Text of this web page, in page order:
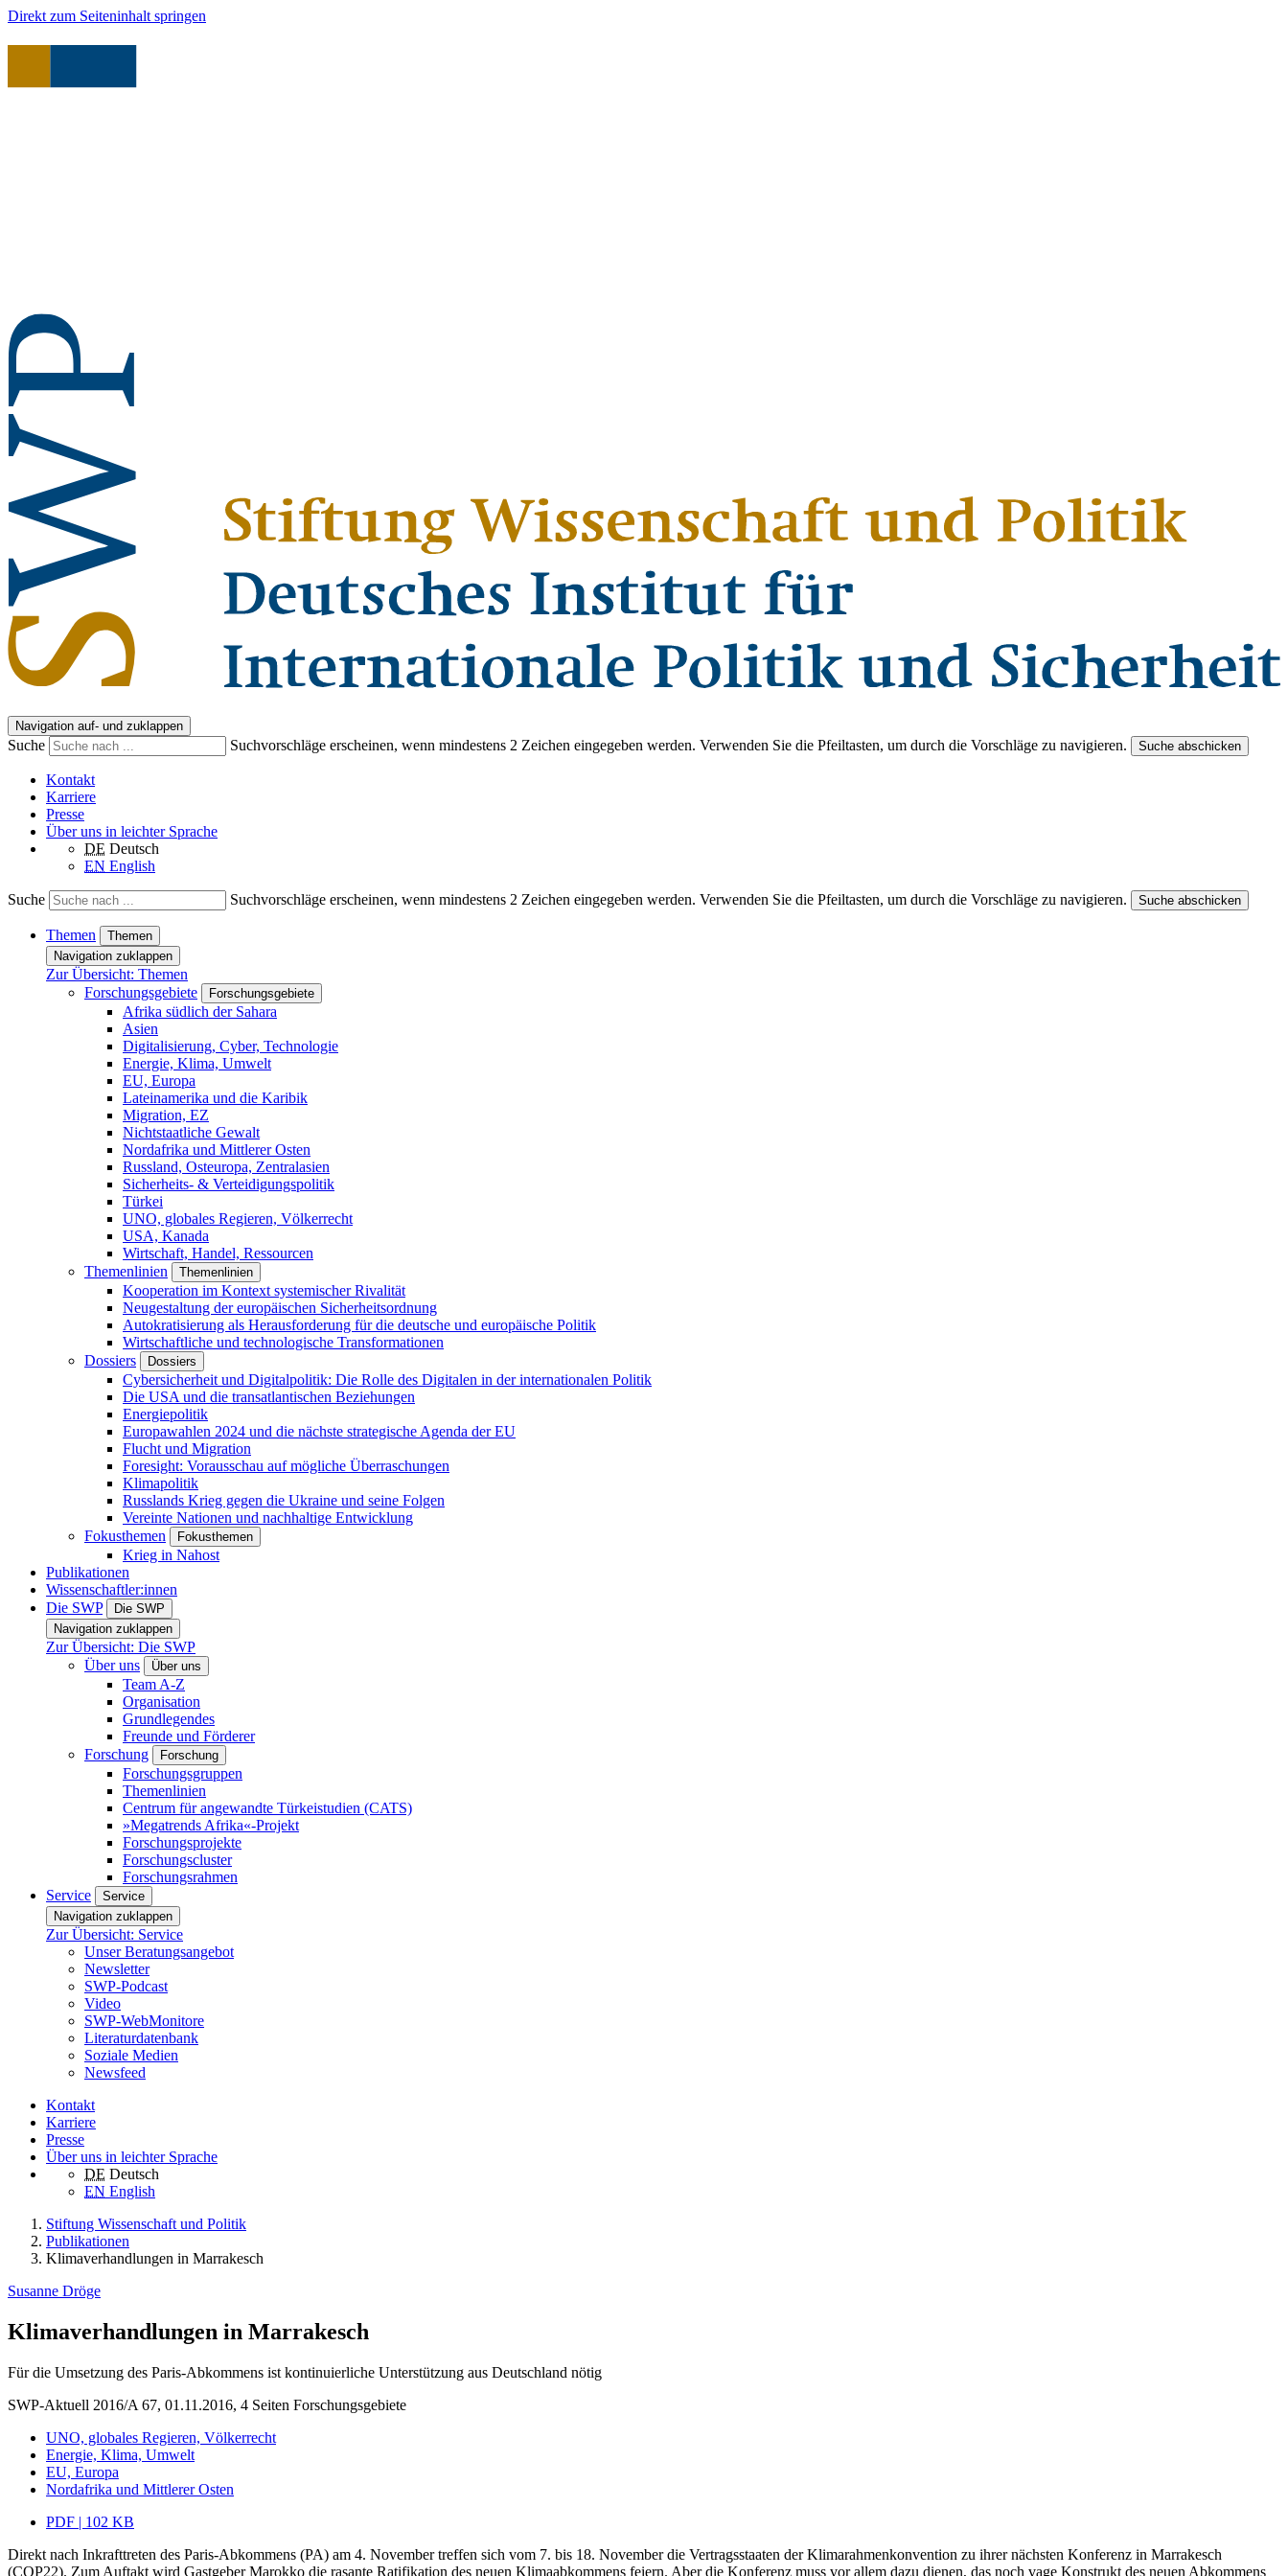
Direkt zum Seiteninhalt springen
Navigation auf- und zuklappen
Suche Suchvorschläge erscheinen, wenn mindestens 2 Zeichen eingegeben werden. Verwenden Sie die Pfeiltasten, um durch die Vorschläge zu navigieren. Suche abschicken
Kontakt
Karriere
Presse
Über uns in leichter Sprache
DE Deutsch
EN English
Suche Suchvorschläge erscheinen, wenn mindestens 2 Zeichen eingegeben werden. Verwenden Sie die Pfeiltasten, um durch die Vorschläge zu navigieren. Suche abschicken
Themen
Themen
Navigation zuklappen
Zur Übersicht: Themen
Forschungsgebiete
Forschungsgebiete
Afrika südlich der Sahara
Asien
Digitalisierung, Cyber, Technologie
Energie, Klima, Umwelt
EU, Europa
Lateinamerika und die Karibik
Migration, EZ
Nichtstaatliche Gewalt
Nordafrika und Mittlerer Osten
Russland, Osteuropa, Zentralasien
Sicherheits- & Verteidigungspolitik
Türkei
UNO, globales Regieren, Völkerrecht
USA, Kanada
Wirtschaft, Handel, Ressourcen
Themenlinien
Themenlinien
Kooperation im Kontext systemischer Rivalität
Neugestaltung der europäischen Sicherheitsordnung
Autokratisierung als Herausforderung für die deutsche und europäische Politik
Wirtschaftliche und technologische Transformationen
Dossiers
Dossiers
Cybersicherheit und Digitalpolitik: Die Rolle des Digitalen in der internationalen Politik
Die USA und die transatlantischen Beziehungen
Energiepolitik
Europawahlen 2024 und die nächste strategische Agenda der EU
Flucht und Migration
Foresight: Vorausschau auf mögliche Überraschungen
Klimapolitik
Russlands Krieg gegen die Ukraine und seine Folgen
Vereinte Nationen und nachhaltige Entwicklung
Fokusthemen
Fokusthemen
Krieg in Nahost
Publikationen
Wissenschaftler:innen
Die SWP
Die SWP
Navigation zuklappen
Zur Übersicht: Die SWP
Über uns
Über uns
Team A-Z
Organisation
Grundlegendes
Freunde und Förderer
Forschung
Forschung
Forschungsgruppen
Themenlinien
Centrum für angewandte Türkeistudien (CATS)
»Megatrends Afrika«-Projekt
Forschungsprojekte
Forschungscluster
Forschungsrahmen
Service
Service
Navigation zuklappen
Zur Übersicht: Service
Unser Beratungsangebot
Newsletter
SWP-Podcast
Video
SWP-WebMonitore
Literaturdatenbank
Soziale Medien
Newsfeed
Kontakt
Karriere
Presse
Über uns in leichter Sprache
DE Deutsch
EN English
Stiftung Wissenschaft und Politik
Publikationen
Klimaverhandlungen in Marrakesch
Susanne Dröge
Klimaverhandlungen in Marrakesch
Für die Umsetzung des Paris-Abkommens ist kontinuierliche Unterstützung aus Deutschland nötig
SWP-Aktuell 2016/A 67, 01.11.2016, 4 Seiten Forschungsgebiete
UNO, globales Regieren, Völkerrecht
Energie, Klima, Umwelt
EU, Europa
Nordafrika und Mittlerer Osten
PDF | 102 KB
Direkt nach Inkrafttreten des Paris-Abkommens (PA) am 4. November treffen sich vom 7. bis 18. November die Vertragsstaaten der Klimarahmenkonvention zu ihrer nächsten Konferenz in Marrakesch
(COP22). Zum Auftakt wird Gastgeber Marokko die rasante Ratifikation des neuen Klimaabkommens feiern. Aber die Konferenz muss vor allem dazu dienen, das noch vage Konstrukt des neuen Abkommens